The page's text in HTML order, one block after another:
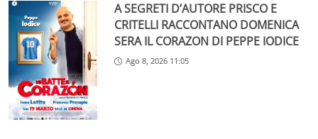
A SEGRETI D’AUTORE PRISCO E
CRITELLI RACCONTANO DOMENICA
SERA IL CORAZON DI PEPPE IODICE
Ago 8, 2026 11:05